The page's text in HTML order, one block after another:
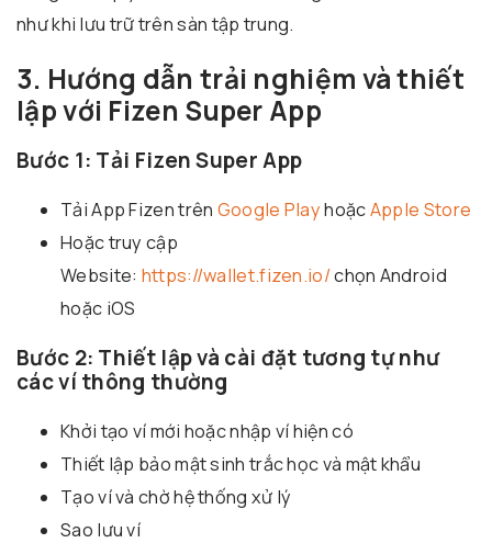
như khi lưu trữ trên sàn tập trung.
3. Hướng dẫn trải nghiệm và thiết
lập với Fizen Super App
Bước 1: Tải Fizen Super App
Tải App Fizen trên Google PlayhoặcApple Store
Hoặc truy cập
Website: https://wallet.fizen.io/chọn Android
hoặc iOS
Bước 2: Thiết lập và cài đặt tương tự như
các ví thông thường
Khởi tạo ví mới hoặc nhập ví hiện có
Thiết lập bảo mật sinh trắc học và mật khẩu
Tạo ví và chờ hệ thống xử lý
Sao lưu ví